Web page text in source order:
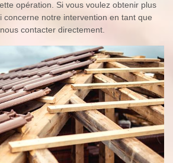
opération. Si vous voulez obtenir plus
concerne notre intervention en tant que
contacter directement.